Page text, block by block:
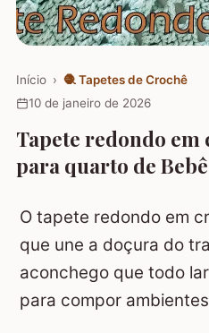
Início › 🧶 Tapetes de Crochê
10 de janeiro de 2026
Tapete redondo em
para quarto de
O tapete redondo em
que une a doçura do
aconchego que todo
para compor